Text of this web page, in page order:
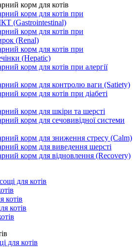
корм для котів
корм для котів при
(Gastrointestinal)
корм для котів при
(Renal)
корм для котів при
(Hepatic)
корм для котів при алергії
корм для контролю ваги (Satiety)
корм для котів при діабеті
корм для шкіри та шерсті
корм для сечовивідної системи
корм для зниження стресу (Calm)
корм для виведення шерсті
корм для відновлення (Recovery)
для котів
котів
котів
для котів